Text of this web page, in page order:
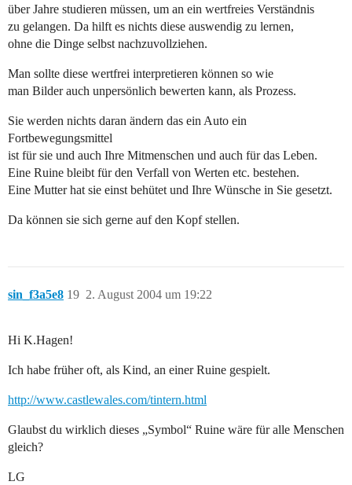
über Jahre studieren müssen, um an ein wertfreies Verständnis
zu gelangen. Da hilft es nichts diese auswendig zu lernen,
ohne die Dinge selbst nachzuvollziehen.
Man sollte diese wertfrei interpretieren können so wie
man Bilder auch unpersönlich bewerten kann, als Prozess.
Sie werden nichts daran ändern das ein Auto ein
Fortbewegungsmittel
ist für sie und auch Ihre Mitmenschen und auch für das Leben.
Eine Ruine bleibt für den Verfall von Werten etc. bestehen.
Eine Mutter hat sie einst behütet und Ihre Wünsche in Sie gesetzt.
Da können sie sich gerne auf den Kopf stellen.
sin_f3a5e8 2. August 2004 um 19:22
19
Hi K.Hagen!
Ich habe früher oft, als Kind, an einer Ruine gespielt.
http://www.castlewales.com/tintern.html
Glaubst du wirklich dieses „Symbol“ Ruine wäre für alle Menschen
gleich?
LG